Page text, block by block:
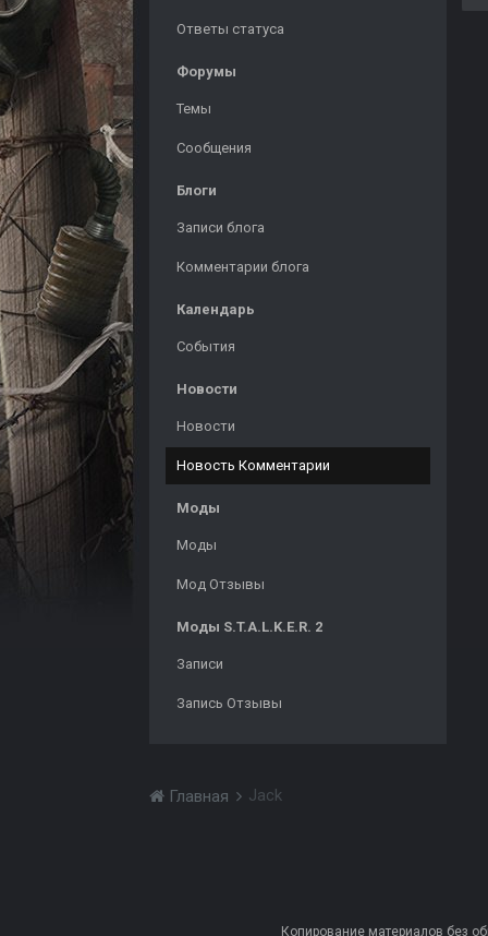
Ответы статуса
Форумы
Темы
Сообщения
Блоги
Записи блога
Комментарии блога
Календарь
События
Новости
Новости
Новость Комментарии
Моды
Моды
Мод Отзывы
Моды S.T.A.L.K.E.R. 2
Записи
Запись Отзывы
Главная Jack
Копирование материалов без